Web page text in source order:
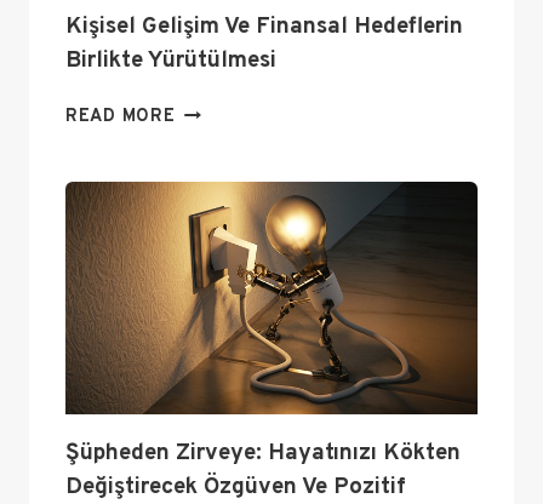
Kişisel Gelişim Ve Finansal Hedeflerin
Birlikte Yürütülmesi
READ MORE KIŞISEL
FINANSAL
HEDEFLERIN
BIRLIKTE
YÜRÜTÜLMESI
Şüpheden Zirveye: Hayatınızı Kökten
Değiştirecek Özgüven Ve Pozitif